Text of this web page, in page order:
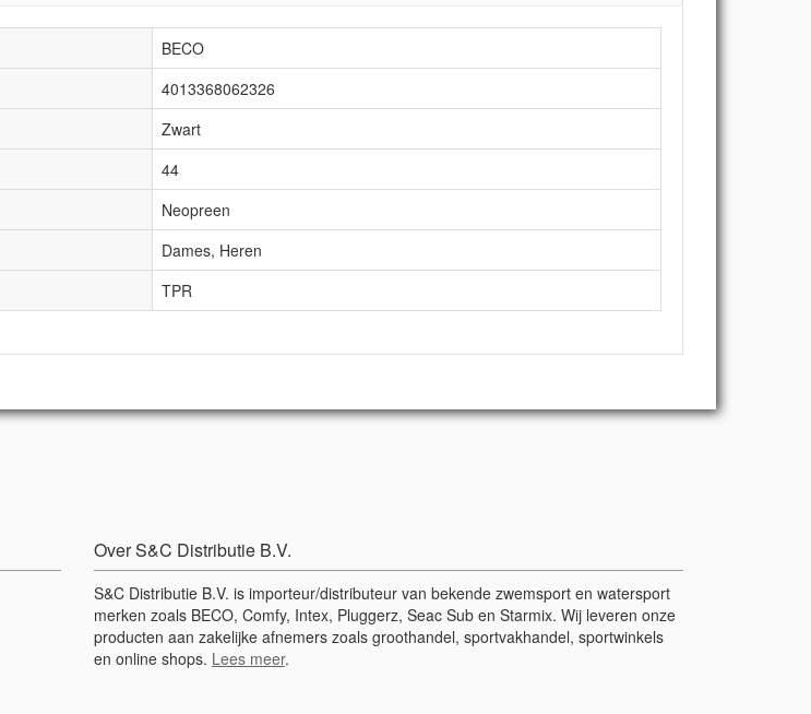
BECO
4013368062326
Zwart
44
Neopreen
Dames, Heren
TPR
Over S&C Distributie B.V.
S&C Distributie B.V. is importeur/distributeur van bekende zwemsport en watersport
merken zoals BECO, Comfy, Intex, Pluggerz, Seac Sub en Starmix. Wij leveren onze
producten aan zakelijke afnemers zoals groothandel, sportvakhandel, sportwinkels
en online shops. Lees meer.